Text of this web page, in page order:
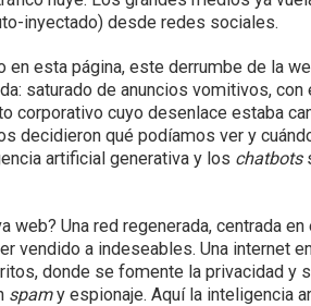
inyectado) desde redes sociales.
esta página, este derrumbe de la
saturado de anuncios vomitivos,
corporativo cuyo desenlace estaba
decidieron qué podíamos ver y
artificial generativa y los chatbots
web? Una red regenerada, centrada
vendido a indeseables. Una internet
donde se fomente la privacidad y
spamy espionaje. Aquí la inteligencia